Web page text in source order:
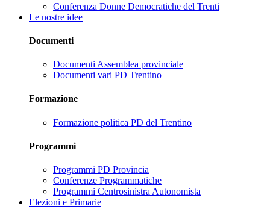
Conferenza Donne Democratiche del Trenti
Le nostre idee
Documenti
Documenti Assemblea provinciale
Documenti vari PD Trentino
Formazione
Formazione politica PD del Trentino
Programmi
Programmi PD Provincia
Conferenze Programmatiche
Programmi Centrosinistra Autonomista
Elezioni e Primarie